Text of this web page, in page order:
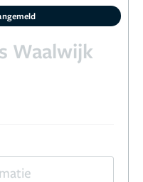
Waalwijk